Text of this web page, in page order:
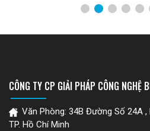
CÔNG TY CP GIẢI PHÁP CÔNG NGHỆ
Văn Phòng: 34B Đường Số 24A ,
TP. Hồ Chí Minh